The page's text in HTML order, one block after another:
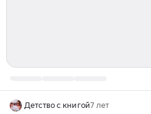
Детство с книгой7 лет